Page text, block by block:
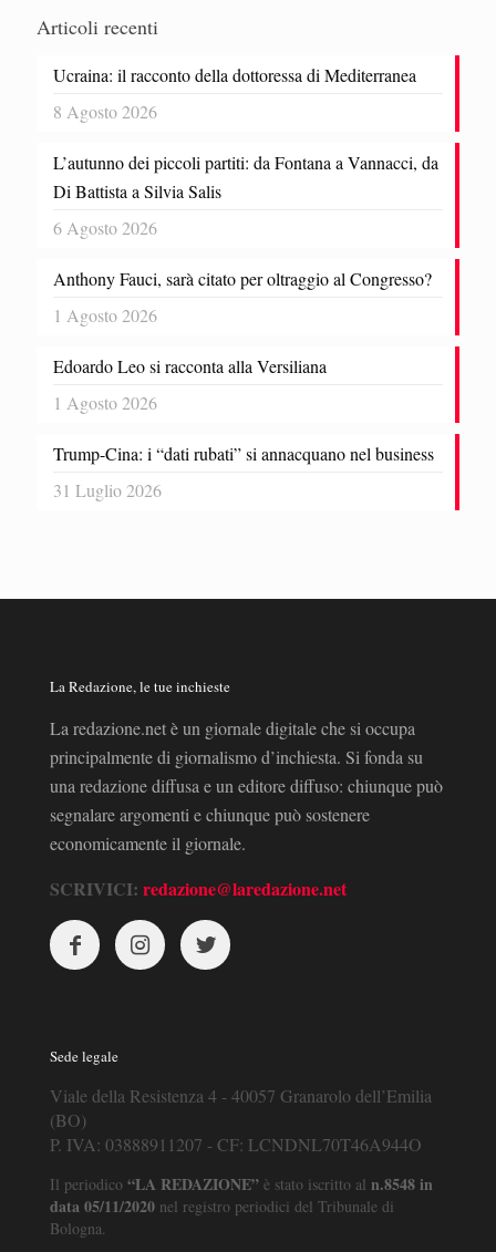
Articoli recenti
Ucraina: il racconto della dottoressa di Mediterranea
8 Agosto 2026
L’autunno dei piccoli partiti: da Fontana a Vannacci, da
Di Battista a Silvia Salis
6 Agosto 2026
Anthony Fauci, sarà citato per oltraggio al Congresso?
1 Agosto 2026
Edoardo Leo si racconta alla Versiliana
1 Agosto 2026
Trump-Cina: i “dati rubati” si annacquano nel business
31 Luglio 2026
La Redazione, le tue inchieste
La redazione.net è un giornale digitale che si occupa
principalmente di giornalismo d’inchiesta. Si fonda su
una redazione diffusa e un editore diffuso: chiunque può
segnalare argomenti e chiunque può sostenere
economicamente il giornale.
SCRIVICI: redazione@laredazione.net
Sede legale
Viale della Resistenza 4 - 40057 Granarolo dell’Emilia
(BO)
P. IVA: 03888911207 - CF: LCNDNL70T46A944O
Il periodico “LA REDAZIONE” è stato iscritto al n.8548 in
data 05/11/2020 nel registro periodici del Tribunale di
Bologna.